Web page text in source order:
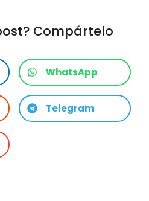
Compártelo
WhatsApp
Telegram